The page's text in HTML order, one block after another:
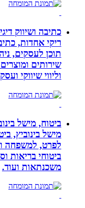
כתיבה ושיווק דיגיטלי
ריקי אחדות, כתיבה
תוכן לעסקים, ניהול
שירותים ומוצרים
וליווי שיווקי ועסקי.
ביטוח, מישל בינוביץ
מישל בינוביץ, ביטוח,
לפרט, למשפחה
ביטוחי בריאות
משכנתאות ועוד.